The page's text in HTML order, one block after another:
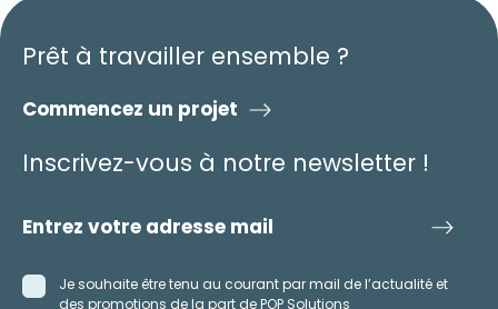
Prêt à travailler ensemble ?
Commencez un projet
Inscrivez-vous à notre newsletter !
Je souhaite être tenu au courant par mail de l’actualité et
des promotions de la part de POP Solutions